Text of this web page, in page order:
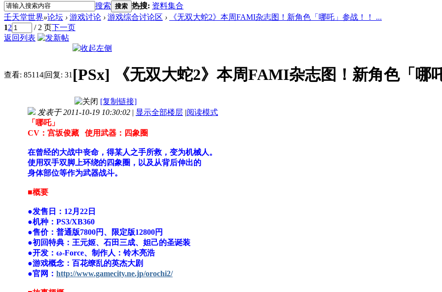
搜索 搜索 热搜: 资料集合
壬天堂世界»论坛 › 游戏讨论 › 游戏综合讨论区 ›
《无双大蛇2》本周FAMI杂志图！新角色「哪吒」参战！！ ...
12 / 2 页下一页
返回列表
查看: 85114|回复: 31 [PSx] 《无双大蛇2》本周FAMI杂志图！新角色「哪
[复制链接]
发表于 2011-10-19 10:30:02 | 显示全部楼层 |阅读模式
「哪吒」
CV：宫坂俊藏 使用武器：四象圈
在曾经的大战中丧命，得某人之手所救，变为机械人。
使用双手双脚上环绕的四象圈，以及从背后伸出的
身体部位等作为武器战斗。
■概要
●发售日：12月22日
●机种：PS3/XB360
●售价：普通版7800円、限定版12800円
●初回特典：王元姬、石田三成、妲己的圣诞装
●开发：ω-Force、制作人：铃木亮浩
●游戏概念：百花缭乱的英杰大剧
●官网： http://www.gamecity.ne.jp/orochi2/